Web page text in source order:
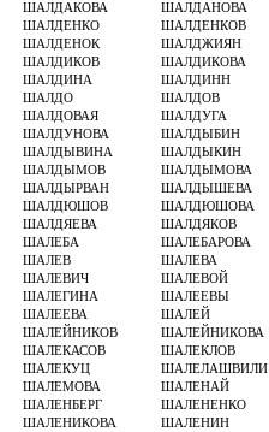
ШАЛДАКОВА
ШАЛДАНОВА
ШАЛДЕНКО
ШАЛДЕНКОВ
ШАЛДЕНОК
ШАЛДЖИЯН
ШАЛДИКОВ
ШАЛДИКОВА
ШАЛДИНА
ШАЛДИНН
ШАЛДО
ШАЛДОВ
ШАЛДОВАЯ
ШАЛДУГА
ШАЛДУНОВА
ШАЛДЫБИН
ШАЛДЫВИНА
ШАЛДЫКИН
ШАЛДЫМОВ
ШАЛДЫМОВА
ШАЛДЫРВАН
ШАЛДЫШЕВА
ШАЛДЮШОВ
ШАЛДЮШОВА
ШАЛДЯЕВА
ШАЛДЯКОВ
ШАЛЕБА
ШАЛЕБАРОВА
ШАЛЕВ
ШАЛЕВА
ШАЛЕВИЧ
ШАЛЕВОЙ
ШАЛЕГИНА
ШАЛЕЕВЫ
ШАЛЕЕВА
ШАЛЕЙ
ШАЛЕЙНИКОВ
ШАЛЕЙНИКОВА
ШАЛЕКАСОВ
ШАЛЕКЛОВ
ШАЛЕКУЦ
ШАЛЕЛАШВИЛИ
ШАЛЕМОВА
ШАЛЕНАЙ
ШАЛЕНБЕРГ
ШАЛЕНЕНКО
ШАЛЕНИКОВА
ШАЛЕНИН